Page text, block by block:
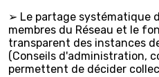
➢ Le partage systématique
membres du Réseau et le
transparent des instances
(Conseils d'administration,
permettent de décider